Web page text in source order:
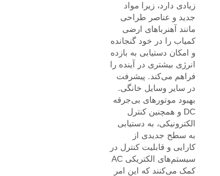
زیادی دارد، زیرا مواد
جدید و عناصر طراحی
مانند آهنرباهای ارضی
کمیاب را در خود گنجانده
و امکان دستیابی به بازده
انرژی بیشتری در آینده را
فراهم می‌کند. پیشرفت
در سایر وسایل خانگی.
بهبود موتورهای بی‌جرقه
DC و همچنین کنترل
الکترونیکی، به دستیابی
به سطح جدیدی از
کارایی و قابلیت کنترل در
سیستم‌های الکتریکی AC
کمک می‌کنند که این امر